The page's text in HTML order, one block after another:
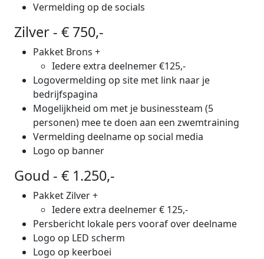
Vermelding op de socials
Zilver - € 750,-
Pakket Brons +
Iedere extra deelnemer €125,-
Logovermelding op site met link naar je
bedrijfspagina
Mogelijkheid om met je businessteam (5
personen) mee te doen aan een zwemtraining
Vermelding deelname op social media
Logo op banner
Goud - € 1.250,-
Pakket Zilver +
Iedere extra deelnemer € 125,-
Persbericht lokale pers vooraf over deelname
Logo op LED scherm
Logo op keerboei